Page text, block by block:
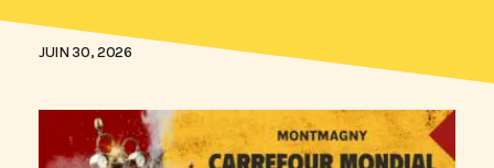
JUIN 30, 2026